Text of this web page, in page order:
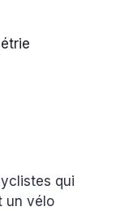
qui
un vélo